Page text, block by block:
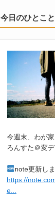
今日のひとこと
今週末、わが
ろんすた＠変
note更新し
https://
e...